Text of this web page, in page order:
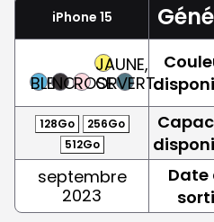
iPhone 15
BLEUNOIRROSE
JAUNE,
ORVERT
128Go
256Go
512Go
septembre
2023
Date